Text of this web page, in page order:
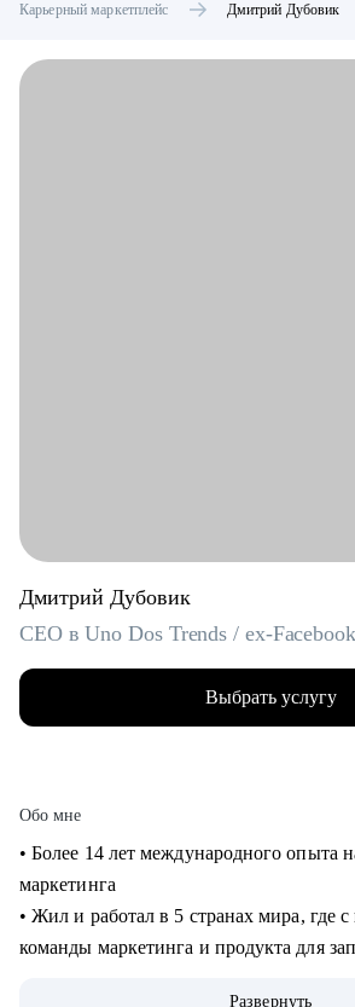
Карьерный маркетплейс Дмитрий Дубовик
Дмитрий Дубовик
CEO в Uno Dos Trends / ex-Facebook
Выбрать услугу
Обо мне
• Более 14 лет международного опыта
маркетинга
• Жил и работал в 5 странах мира, где с
команды маркетинга и продукта для
Развернуть